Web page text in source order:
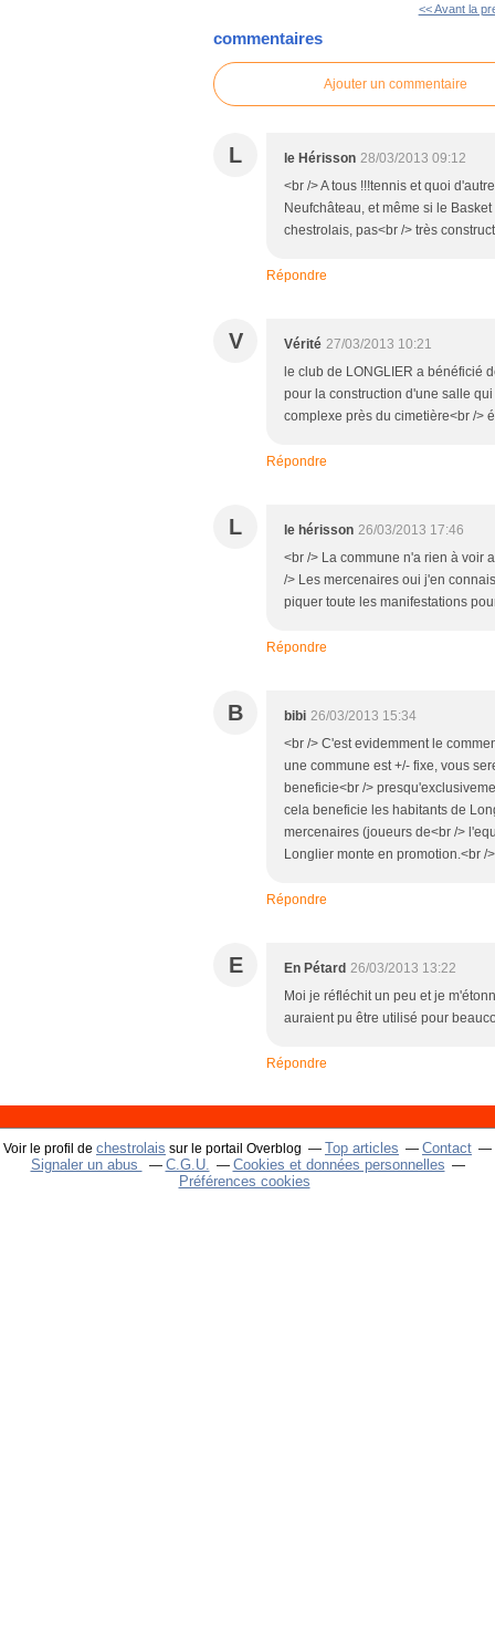
<< Avant la
commentaires
Ajouter un commentaire
L le Hérisson 28/03/2013 09:12
<br /> A tous !!!tennis et quoi
Neufchâteau, et même si le
chestrolais, pas<br /> très
Répondre
V Vérité 27/03/2013 10:21
le club de LONGLIER a bénéficié
pour la construction d'une salle
complexe près du cimetière<br />
Répondre
L le hérisson 26/03/2013 17:46
<br /> La commune n'a rien à voir
/> Les mercenaires oui j'en
piquer toute les manifestations
Répondre
B bibi 26/03/2013 15:34
<br /> C'est evidemment le
une commune est +/- fixe, vous
beneficie<br />
cela beneficie les habitants de
mercenaires (joueurs de<br />
Longlier monte en promotion.<br />
Répondre
E En Pétard 26/03/2013 13:22
Moi je réfléchit un peu et je
auraient pu être utilisé pour
Répondre
Voir le profil de chestrolais sur le portail Overblog Top articles
Contact
Signaler un abus
C.G.U.
Cookies et données personnelles
Préférences cookies